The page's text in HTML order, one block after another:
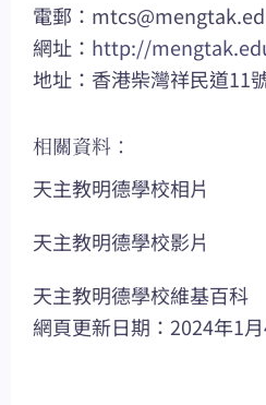
電郵：
網址： http://
地址：香港柴灣祥民道11
相關資料：
天主教明德學校相片
天主教明德學校影片
天主教明德學校維基百科
網頁更新日期：2024年1